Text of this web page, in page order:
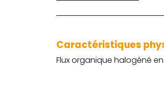
Caractéristiques
Flux organique halogéné